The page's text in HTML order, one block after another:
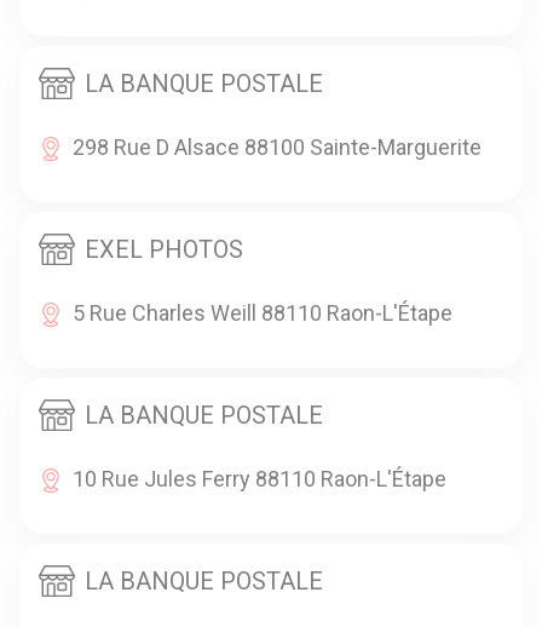
LA BANQUE POSTALE
298 Rue D Alsace 88100 Sainte-Marguerite
EXEL PHOTOS
5 Rue Charles Weill 88110 Raon-L'Étape
LA BANQUE POSTALE
10 Rue Jules Ferry 88110 Raon-L'Étape
LA BANQUE POSTALE